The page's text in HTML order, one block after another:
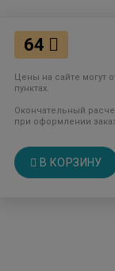
64
Цены на сайте могут
пунктах.
Окончательный
при оформлении
В КОРЗИНУ